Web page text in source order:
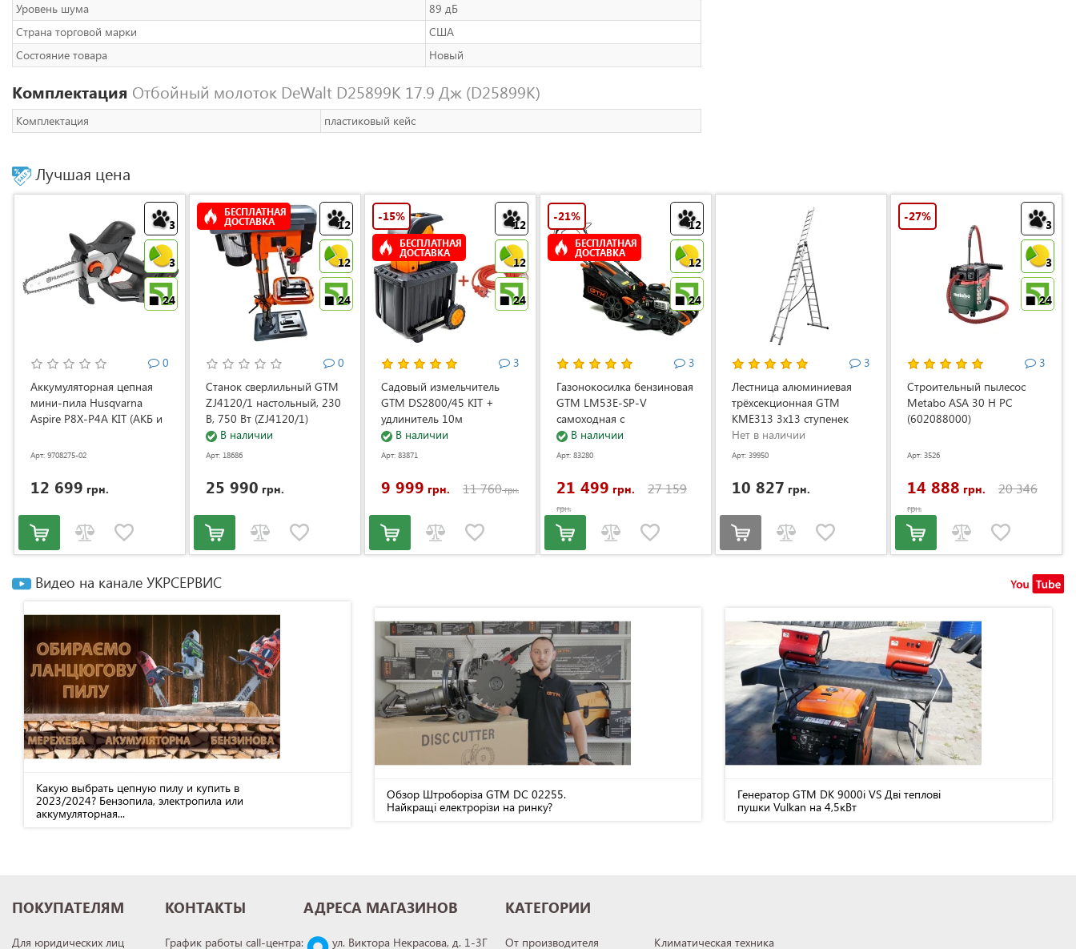
Уровень шума
89 дБ
Страна торговой марки
США
Состояние товара
Новый
Комплектация Отбойный молоток DeWalt D25899K 17.9 Дж (D25899K)
Комплектация пластиковый кейс
Лучшая цена
3
3
24
0
Аккумуляторная цепная
мини-пила Husqvarna
Aspire P8X-P4A KIT (АКБ и
Арт: 9708275-02
12 699 грн.
12
12
24
БЕСПЛАТНАЯ
ДОСТАВКА
0
Станок сверлильный GTM
ZJ4120/1 настольный, 230
В, 750 Вт (ZJ4120/1)
В наличии
Арт: 18686
25 990 грн.
12
12
24
-15%
БЕСПЛАТНАЯ
ДОСТАВКА
3
Садовый измельчитель
GTM DS2800/45 KIT +
удлинитель 10м
(DS2800/45_KIT+ext.cord)
В наличии
Арт: 83871
9 999 грн. 11 760грн.
12
12
24
-21%
БЕСПЛАТНАЯ
ДОСТАВКА
3
Газонокосилка бензиновая
GTM LM53E-SP-V
самоходная с
электростартером и
регулировкой скорости
В наличии
Арт: 83280
21 499 грн. 27 159
грн.
3
Лестница алюминиевая
трёхсекционная GTM
KME313 3x13 ступенек
3.53-8.93м (KME313)
Нет в наличии
Арт: 39950
10 827 грн.
3
3
24
-27%
3
Строительный пылесос
Metabo ASA 30 H PC
(602088000)
Арт: 3526
14 888 грн. 20 346
грн.
Видео на канале УКРСЕРВИС
Какую выбрать цепную пилу и купить в
2023/2024? Бензопила, электропила или
аккумуляторная...
Обзор Штроборіза GTM DC 02255.
Найкращі електрорізи на ринку?
Генератор GTM DK 9000i VS Дві теплові
пушки Vulkan на 4,5кВт
ПОКУПАТЕЛЯМ
Для юридических лиц
КОНТАКТЫ
График работы call-центра:
АДРЕСА МАГАЗИНОВ
ул. Виктора Некрасова, д. 1-3Г
КАТЕГОРИИ
От производителя Климатическая техника